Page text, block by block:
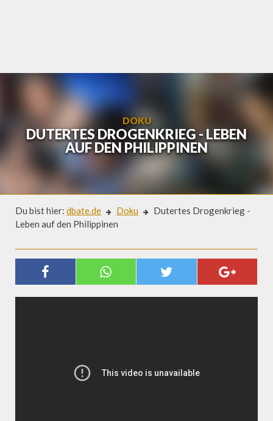
DOKU
DUTERTES DROGENKRIEG - LEBEN
AUF DEN PHILIPPINEN
Du bist hier: dbate.de Doku
Dutertes Drogenkrieg -
Leben auf den Philippinen
DUTERTES DROGENKRIEG - LEBEN
AUF DEN PHILIPPINEN